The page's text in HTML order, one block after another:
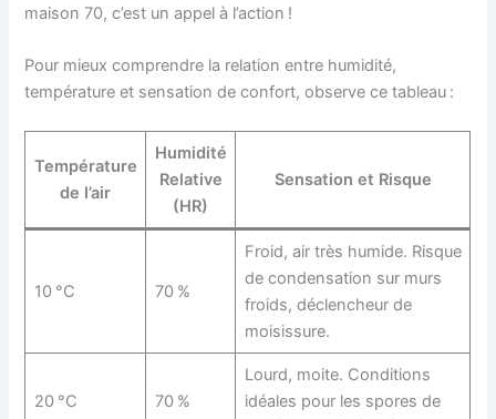
maison 70, c’est un appel à l’action !
Pour mieux comprendre la relation entre humidité,
température et sensation de confort, observe ce tableau :
Température
de l’air
Humidité
Relative
(HR)
Sensation et Risque
10 °C 70 %
Froid, air très humide. Risque
de condensation sur murs
froids, déclencheur de
moisissure.
20 °C 70 %
Lourd, moite. Conditions
idéales pour les spores de